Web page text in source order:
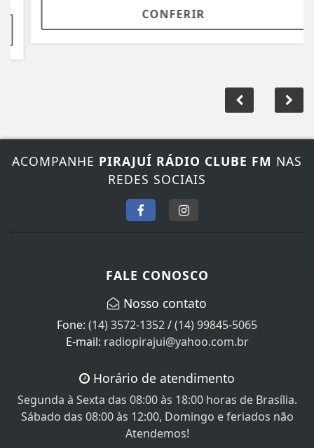
CONFERIR
ACOMPANHEPIRAJUÍ RÁDIO CLUBE FMNAS
REDES SOCIAIS
(14) 3572-1352/(14) 99845-5065
E-mail:radiopirajui@yahoo.com.br
Segunda à Sexta das 08:00 às 18:00 horas de Brasília.
Sábado das 08:00 às 12:00, Domingo e feriados não
Atendemos!